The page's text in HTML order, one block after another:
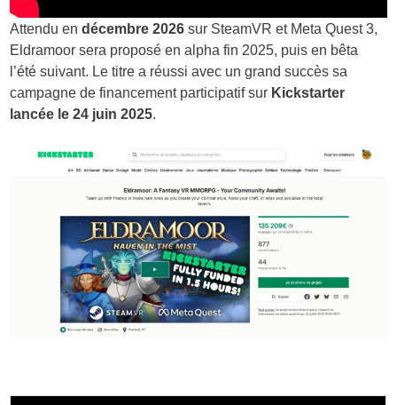
Attendu endécembre 2026 sur SteamVR et Meta Quest 3,
Eldramoor sera proposé en alpha fin 2025, puis en bêta
l’été suivant. Le titre a réussi avec un grand succès sa
campagne de financement participatif sur Kickstarter
lancée le 24 juin 2025.